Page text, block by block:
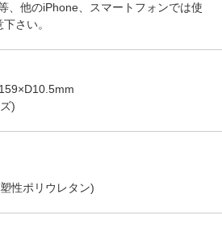
、他のiPhone、スマートフォンでは使
さい。
)
性ポリウレタン)